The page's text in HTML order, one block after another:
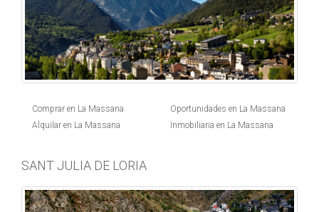
Comprar en La Massana
Alquilar en La Massana
Oportunidades en La Massana
Inmobiliaria en La Massana
SANT JULIA DE LORIA